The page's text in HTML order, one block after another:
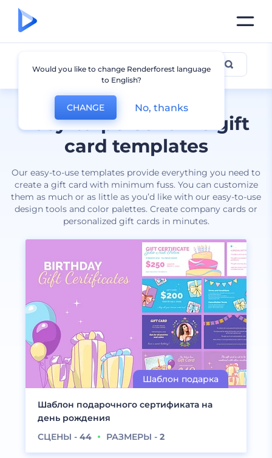
Easy-to-personalize gift
card templates
Our easy-to-use templates provide everything you need to
create a gift card with minimum fuss. You can customize
them as much or as little as you’d like with our easy-to-use
design tools and color palettes. Create company cards or
personalized gift cards in minutes.
Gift Card
Шаблон подарочного сертификата на
день рождения
СЦЕНЫ - 44 РАЗМЕРЫ - 2
Would you like to change Renderforest language
to English?
CHANGE No, thanks